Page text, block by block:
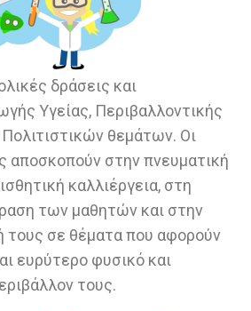
δράσεις και
Υγείας, Περιβαλλοντικής
θεμάτων. Οι
αποσκοπούν στην πνευματική
καλλιέργεια, στη
των μαθητών και στην
τους σε θέματα που αφορούν
ευρύτερο φυσικό και
τους.